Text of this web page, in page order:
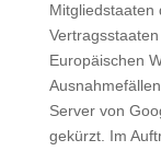
Mitgliedstaaten
Europäischen
Server von
gekürzt. Im